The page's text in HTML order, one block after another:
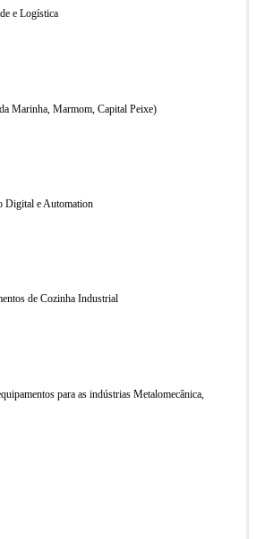
e Logística
Marinha, Marmom, Capital Peixe)
Digital e Automation
de Cozinha Industrial
para as indústrias Metalomecânica,